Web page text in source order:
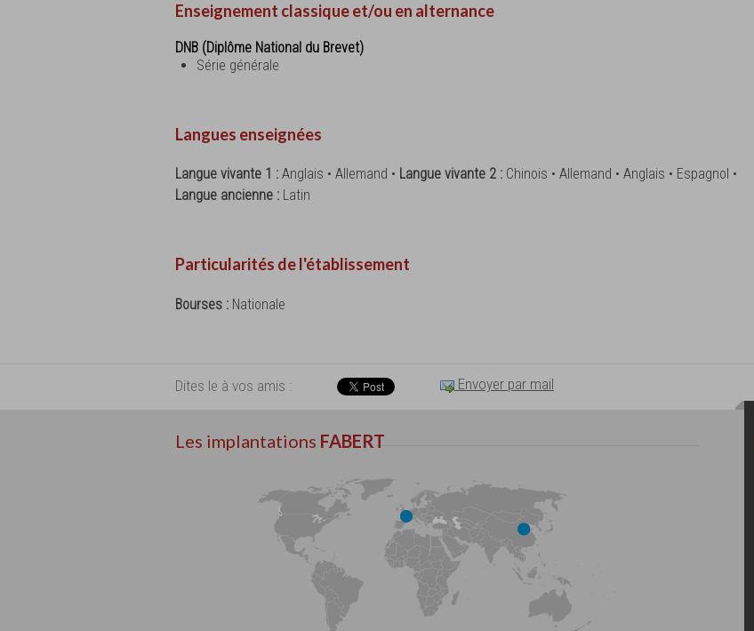
Enseignement classique et/ou en alternance
DNB (Diplôme National du Brevet)
Série générale
Langues enseignées
Langue vivante 1 : Anglais • Allemand • Langue vivante 2 : Chinois • Allemand • Anglais • Espagnol •
Langue ancienne : Latin
Particularités de l'établissement
Bourses : Nationale
Dites le à vos amis : Envoyer par mail
Les implantations FABERT